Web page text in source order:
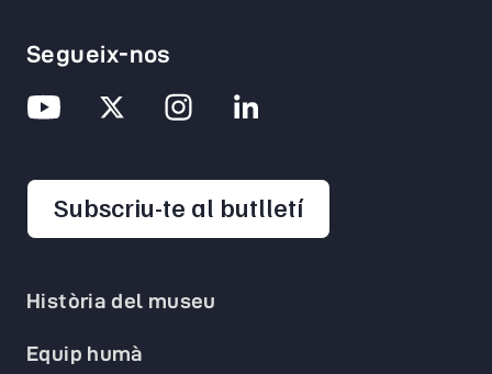
Història del museu
Equip humà
Segueix-nos
Subscriu-te al butlletíopens in a new